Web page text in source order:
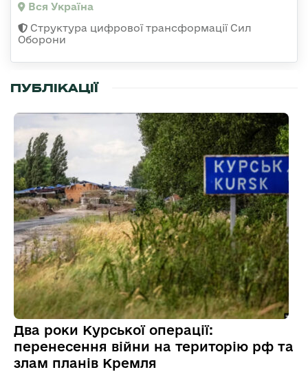
Вся Україна
Структура цифрової трансформації Сил
Оборони
ПУБЛІКАЦІЇ
Два роки Курської операції:
перенесення війни на територію рф та
злам планів Кремля